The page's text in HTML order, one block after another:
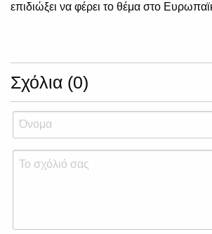
επιδιώξει να φέρει το θέμα στο
Σχόλια (0)